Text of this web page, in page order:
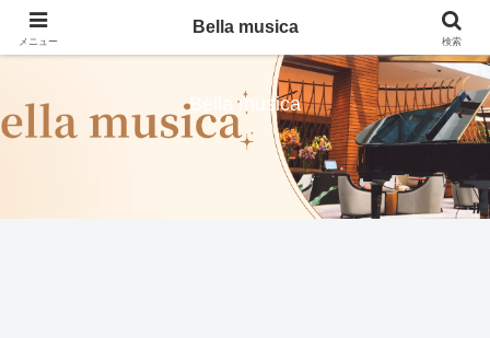
Bella musica
メニュー
Bella musica
検索